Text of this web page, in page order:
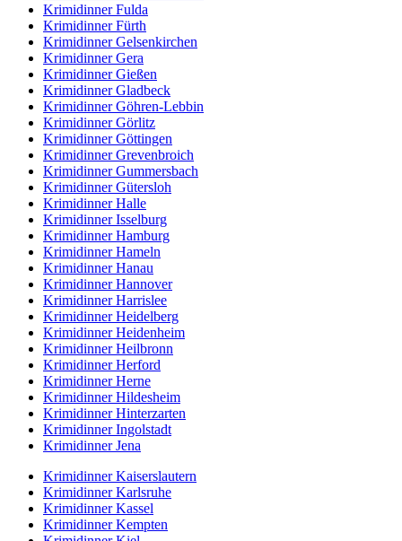
Krimidinner Fulda
Krimidinner Fürth
Krimidinner Gelsenkirchen
Krimidinner Gera
Krimidinner Gießen
Krimidinner Gladbeck
Krimidinner Göhren-Lebbin
Krimidinner Görlitz
Krimidinner Göttingen
Krimidinner Grevenbroich
Krimidinner Gummersbach
Krimidinner Gütersloh
Krimidinner Halle
Krimidinner Isselburg
Krimidinner Hamburg
Krimidinner Hameln
Krimidinner Hanau
Krimidinner Hannover
Krimidinner Harrislee
Krimidinner Heidelberg
Krimidinner Heidenheim
Krimidinner Heilbronn
Krimidinner Herford
Krimidinner Herne
Krimidinner Hildesheim
Krimidinner Hinterzarten
Krimidinner Ingolstadt
Krimidinner Jena
Krimidinner Kaiserslautern
Krimidinner Karlsruhe
Krimidinner Kassel
Krimidinner Kempten